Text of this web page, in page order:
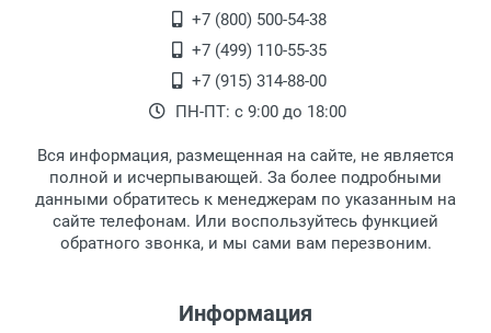
Самовывоз.
Оплата товара производится
наличными непосредственно на пункте
выдачи товара.
Перечисление средств на расчетный счет.
Переведеновский переулок 17, корпус 1,
второй этаж, тел. +7 (499) 110-55-35.
После того, как заказ поступает в пункт
выдачи, наш менеджер связывается с
клиентом и оповещает о поступлении
Для получения товара при себе
обязательно иметь паспорт.
Заказ необходимо забрать в течение 3
рабочих дней с момента поступления на
дополнительных расходов за хранение
+7 (800) 500-54-38
+7 (499) 110-55-35
+7 (915) 314-88-00
ПН-ПТ: с 9:00 до 18:00
Вся информация, размещенная на сайте, не является
полной и исчерпывающей. За более подробными
данными обратитесь к менеджерам по указанным на
сайте телефонам. Или воспользуйтесь функцией
обратного звонка, и мы сами вам перезвоним.
Информация